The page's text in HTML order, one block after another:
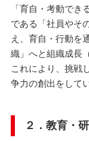
「育自・考動でき
である「社員やそ
え、育自・行動を
織」へと組織成長
これにより、挑戦
争力の創出をして
２．教育・